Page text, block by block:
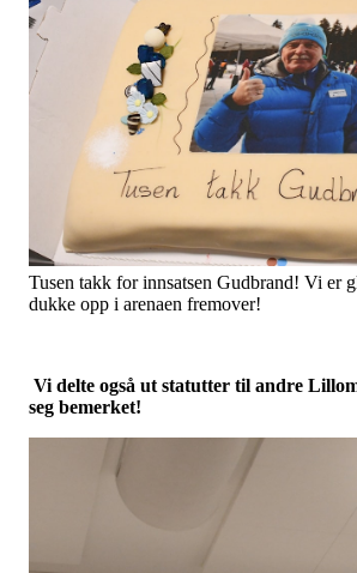
Tusen takk for innsatsen Gudbrand! Vi er
dukke opp i arenaen fremover!
Vi delte også ut statutter til andre
seg bemerket!